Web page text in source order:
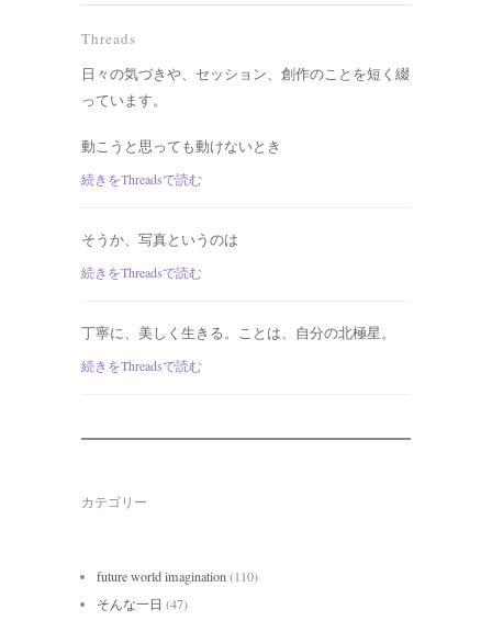
Threads
日々の気づきや、セッション、創作のことを短く綴
っています。
動こうと思っても動けないとき
続きをThreadsで読む
そうか、写真というのは
続きをThreadsで読む
丁寧に、美しく生きる。ことは、自分の北極星。
続きをThreadsで読む
カテゴリー
future world imagination(110)
そんな一日 (47)